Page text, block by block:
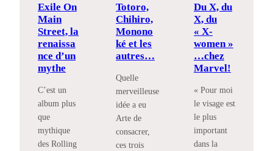
Exile On
Main
Street, la
renaissa
nce d’un
mythe
C’est un
album plus
que
mythique
des Rolling
Totoro,
Chihiro,
Monono
ké et les
autres…
Quelle
merveilleuse
idée a eu
Arte de
consacrer,
ces trois
Du X, du
X, du
« X-
women »
…chez
Marvel!
« Pour moi
le visage est
le plus
important
dans la